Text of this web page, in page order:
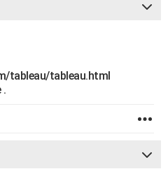
tableau/tableau.html
.